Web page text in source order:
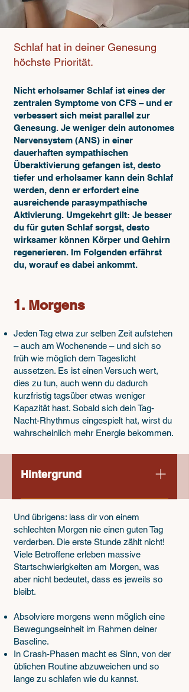
Schlaf hat in deiner Genesung
höchste Priorität.
Nicht erholsamer Schlaf ist eines der
zentralen Symptome von CFS – und er
verbessert sich meist parallel zur
Genesung. Je weniger dein autonomes
Nervensystem (ANS) in einer
dauerhaften sympathischen
Überaktivierung gefangen ist, desto
tiefer und erholsamer kann dein Schlaf
werden, denn er erfordert eine
ausreichende parasympathische
Aktivierung. Umgekehrt gilt: Je besser
du für guten Schlaf sorgst, desto
wirksamer können Körper und Gehirn
regenerieren. Im Folgenden erfährst
du, worauf es dabei ankommt.
1. Morgens
Jeden Tag etwa zur selben Zeit aufstehen
– auch am Wochenende – und sich so
früh wie möglich dem Tageslicht
aussetzen. Es ist einen Versuch wert,
dies zu tun, auch wenn du dadurch
kurzfristig tagsüber etwas weniger
Kapazität hast. Sobald sich dein Tag-
Nacht-Rhythmus eingespielt hat, wirst du
wahrscheinlich mehr Energie bekommen.
Hintergrund
Ein erholsamer Schlaf wird nicht erst
abends vorbereitet, sondern schon
am Morgen. Unser Schlaf folgt einem
zirkadianen Rhythmus, also einem
inneren 24-Stunden-Takt, der von
Licht, Temperatur und Aktivität
gesteuert wird. Dieser Rhythmus
leistungsfähig sind – und wann der
Körper in den Ruhemodus wechselt.
Um diesen Rhythmus zu stabilisieren,
ist es hilfreich, jeden Tag zur selben
Zeit aufzustehen und sich so früh wie
möglich dem Tageslicht auszusetzen.
​​​Und übrigens: lass dir von einem
schlechten Morgen nie einen guten Tag
verderben. Die erste Stunde zählt nicht!
Viele Betroffene erleben massive
Startschwierigkeiten am Morgen, was
aber nicht bedeutet, dass es jeweils so
bleibt.
Absolviere morgens wenn möglich eine
Bewegungseinheit im Rahmen deiner
Baseline.
In Crash-Phasen macht es Sinn, von der
üblichen Routine abzuweichen und so
lange zu schlafen wie du kannst.